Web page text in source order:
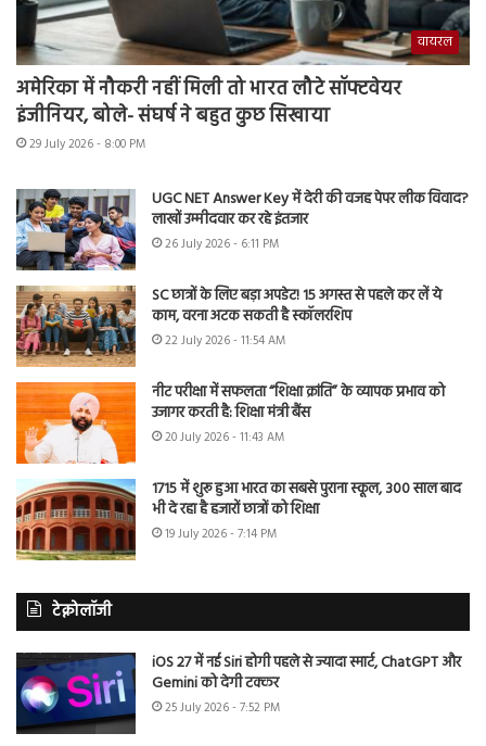
वायरल
अमेरिका में नौकरी नहीं मिली तो भारत लौटे सॉफ्टवेयर
इंजीनियर, बोले- संघर्ष ने बहुत कुछ सिखाया
29 July 2026 - 8:00 PM
UGC NET Answer Key में देरी की वजह पेपर लीक विवाद?
लाखों उम्मीदवार कर रहे इंतजार
26 July 2026 - 6:11 PM
SC छात्रों के लिए बड़ा अपडेट! 15 अगस्त से पहले कर लें ये
काम, वरना अटक सकती है स्कॉलरशिप
22 July 2026 - 11:54 AM
नीट परीक्षा में सफलता “शिक्षा क्रांति” के व्यापक प्रभाव को
उजागर करती है: शिक्षा मंत्री बैंस
20 July 2026 - 11:43 AM
1715 में शुरू हुआ भारत का सबसे पुराना स्कूल, 300 साल बाद
भी दे रहा है हजारों छात्रों को शिक्षा
19 July 2026 - 7:14 PM
टेक्नोलॉजी
iOS 27 में नई Siri होगी पहले से ज्यादा स्मार्ट, ChatGPT और
Gemini को देगी टक्कर
25 July 2026 - 7:52 PM